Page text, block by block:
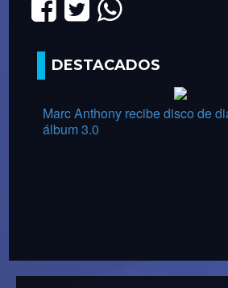
DESTACADOS
Marc Anthony recibe disco de
álbum 3.0